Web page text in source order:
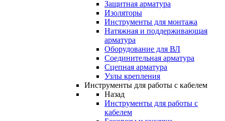
Защитная арматура
Изоляторы
Инструменты для монтажа
Натяжная и поддерживающая
арматура
Оборудование для ВЛ
Соединительная арматура
Сцепная арматура
Узлы крепления
Инструменты для работы с кабелем
Назад
Инструменты для работы с
кабелем